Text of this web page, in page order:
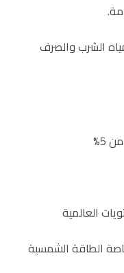
الشرب والصرف
العالمية
الطاقة الشمسية